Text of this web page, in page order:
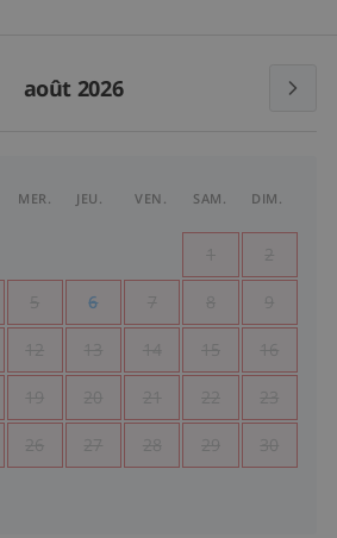
août 2026
MER. JEU. VEN. SAM. DIM.
1 2
5 6 7 8 9
12 13 14 15 16
19 20 21 22 23
26 27 28 29 30